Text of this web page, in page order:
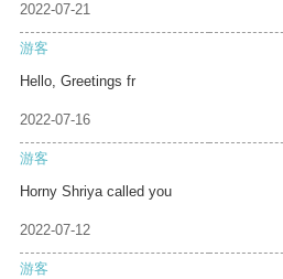
2022-07-21
游客
Hello, Greetings fr
2022-07-16
游客
Horny Shriya called you
2022-07-12
游客